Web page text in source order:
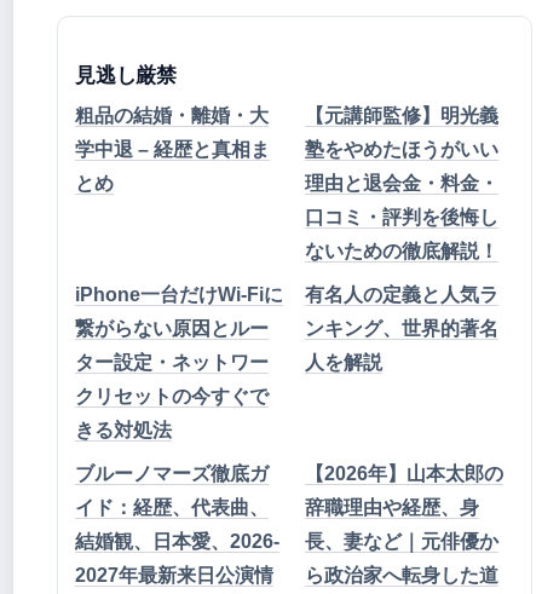
見逃し厳禁
粗品の結婚・離婚・大
学中退 – 経歴と真相ま
とめ
【元講師監修】明光義
塾をやめたほうがいい
理由と退会金・料金・
口コミ・評判を後悔し
ないための徹底解説！
iPhone一台だけWi-Fiに
繋がらない原因とルー
ター設定・ネットワー
クリセットの今すぐで
きる対処法
有名人の定義と人気ラ
ンキング、世界的著名
人を解説
ブルーノマーズ徹底ガ
イド：経歴、代表曲、
結婚観、日本愛、2026-
2027年最新来日公演情
【2026年】山本太郎の
辞職理由や経歴、身
長、妻など｜元俳優か
ら政治家へ転身した道